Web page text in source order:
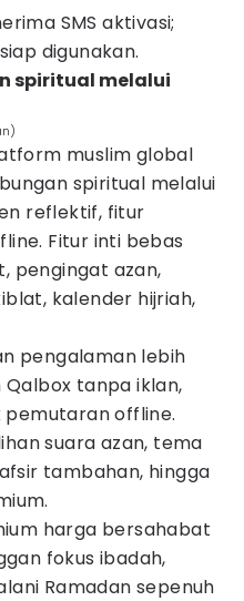
SMS aktivasi;
digunakan.
spiritual melalui
muslim global
spiritual melalui
reflektif, fitur
Fitur inti bebas
pengingat azan,
kalender hijriah,
pengalaman lebih
tanpa iklan,
pemutaran offline.
suara azan, tema
tambahan, hingga
harga bersahabat
fokus ibadah,
Ramadan sepenuh